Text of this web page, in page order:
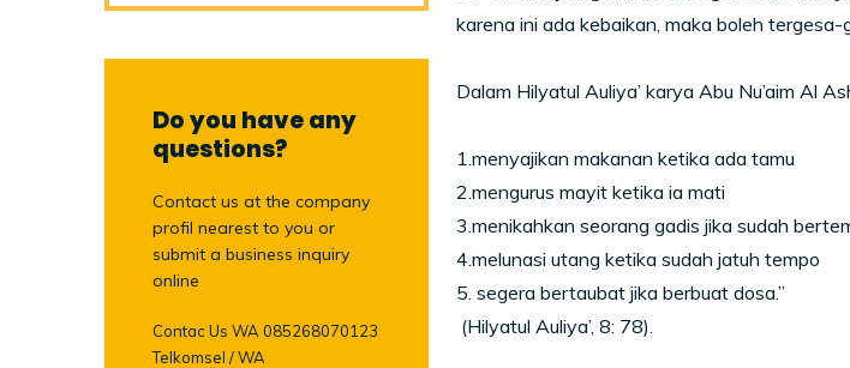
karena ini ada kebaikan, maka boleh
Dalam Hilyatul Auliya’ karya Abu Nu’aim Al
1.menyajikan makanan ketika ada tamu
2.mengurus mayit ketika ia mati
3.menikahkan seorang gadis jika sudah
4.melunasi utang ketika sudah jatuh tempo
5. segera bertaubat jika berbuat dosa.”
(Hilyatul Auliya’, 8: 78).
Do you have any
questions?
Contact us at the company
profil nearest to you or
submit a business inquiry
online
Contac Us WA 085268070123
Telkomsel / WA